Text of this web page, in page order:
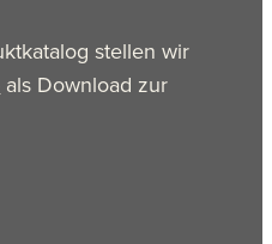
stellen wir
als Download zur